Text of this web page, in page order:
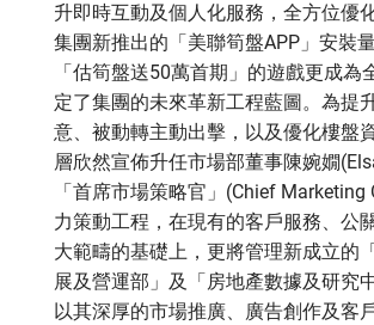
升即時互動及個人化服務，全方位優
集團新推出的「美聯筍盤APP」安裝
「估筍盤送50萬首期」的遊戲更成為
定了集團的未來革新工程藍圖。為提
意、被動轉主動出擊，以及優化樓盤
層欣然宣佈升任市場部董事陳婉嫺
「首席市場策略官」(Chief Marketing
力策動工程，在現有的客戶服務、公
大範疇的基礎上，更將管理新成立的
展及營運部」及「房地產數據及研究
以其深厚的市場推廣、廣告創作及客